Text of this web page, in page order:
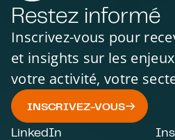
Restez informé
Inscrivez-vous pour
et insights sur les
votre activité, votre
INSCRIVEZ-VOUS
LinkedIn